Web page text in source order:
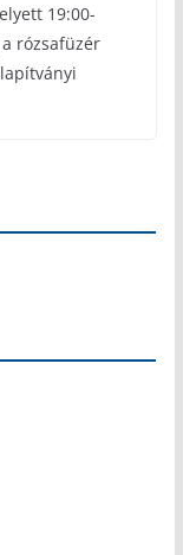
19:00-
rózsafüzér